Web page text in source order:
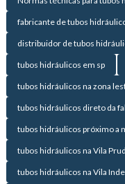
fabricante de tubos
distribuidor de tubos
tubos hidráulicos em sp
tubos hidráulicos na zona
tubos hidráulicos direto da
tubos hidráulicos próximo a
tubos hidráulicos na Vila
tubos hidráulicos na Vila